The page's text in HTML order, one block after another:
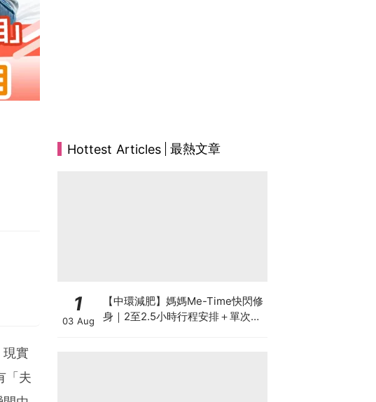
現實
「夫
Hottest Articles 最熱文章
1
03 Aug
【中環減肥】媽媽Me-Time快閃修
身｜2至2.5小時行程安排＋單次收